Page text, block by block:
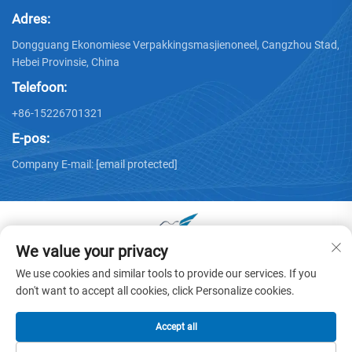
Adres:
Dongguang Ekonomiese Verpakkingsmasjienoneel, Cangzhou Stad,
Hebei Provinsie, China
Telefoon:
+86-15226701321
E-pos:
Company E-mail: [email protected]
Auteursreg © 2025 deur Dongguang Huayu Kartonmasjinerie
Maatskappy, Ltd. -Privaatheidsbeleid
We value your privacy
We use cookies and similar tools to provide our services. If you
don't want to accept all cookies, click Personalize cookies.
Accept all